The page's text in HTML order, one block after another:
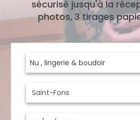
sécurisé jusqu'à la
photos, 3 tirages
Nu , lingerie & boudoir